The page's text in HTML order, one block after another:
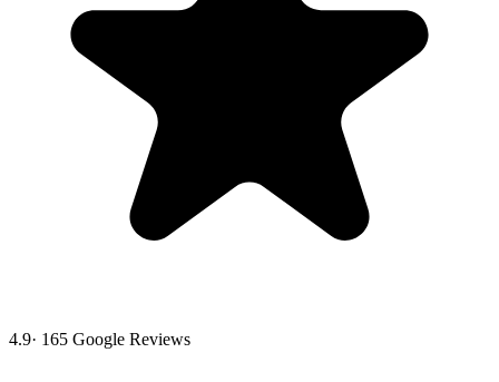
4.9· 165 Google Reviews